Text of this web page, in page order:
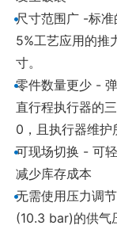
•尺寸范围广 -标
5%工艺应用的推
寸。
•零件数量更少 -
直行程执行器的
0，且执行器维护
•可现场切换 - 可
减少库存成本
•无需使用压力调
(10.3 bar)的供气